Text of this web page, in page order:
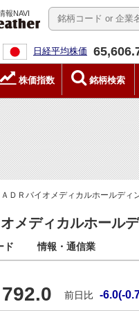
報NAVI
日経平均株価
株価指数 銘柄検索
ＡＤＲバイオメディカルホールデ
メディカルホール
ド 情報・通信業
792.0 前日比 -6.0(-